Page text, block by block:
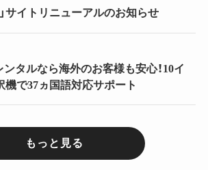
サイトリニューアルのお知らせ
タルなら海外のお客様も安心！10イ
機で37ヵ国語対応サポート
もっと見る